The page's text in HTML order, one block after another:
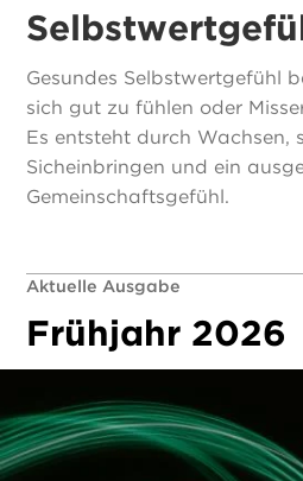
Gesundes Selbstwertgefühl
sich gut zu fühlen oder
Es entsteht durch Wachsen,
Sicheinbringen und ein
Gemeinschaftsgefühl.
Aktuelle Ausgabe
Frühjahr 2026